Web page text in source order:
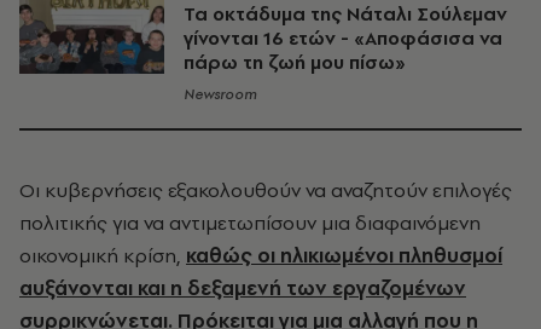
Τα οκτάδυμα της Νάταλι Σούλεμαν
γίνονται 16 ετών - «Αποφάσισα να
πάρω τη ζωή μου πίσω»
Newsroom
Οι κυβερνήσεις εξακολουθούν να αναζητούν επιλογές
πολιτικής για να αντιμετωπίσουν μια διαφαινόμενη
οικονομική κρίση, καθώς οι ηλικιωμένοι πληθυσμοί
αυξάνονται και η δεξαμενή των εργαζομένων
συρρικνώνεται. Πρόκειται για μια αλλαγή που η